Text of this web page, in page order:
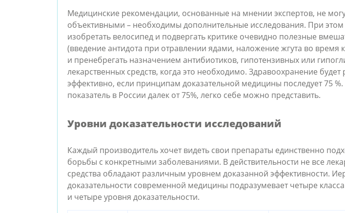
Медицинские рекомендации, основанные на мнении экспертов, не
объективными – необходимы дополнительные исследования. При
изобретать велосипед и подвергать критике очевидно полезные
(введение антидота при отравлении ядами, наложение жгута во время
и пренебрегать назначением антибиотиков, гипотензивных или
лекарственных средств, когда это необходимо. Здравоохранение будет
эффективно, если принципам доказательной медицины последует 75 %.
показатель в России далек от 75%, легко себе можно представить.
Уровни доказательности исследований
Каждый производитель хочет видеть свои препараты единственно
борьбы с конкретными заболеваниями. В действительности не все
средства обладают различным уровнем доказанной эффективности.
доказательности современной медицины подразумевает четыре
и четыре уровня доказательности.